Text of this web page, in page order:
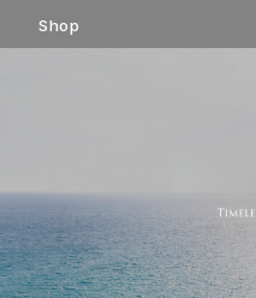
Shop
ン
ス
キ
ッ
プ